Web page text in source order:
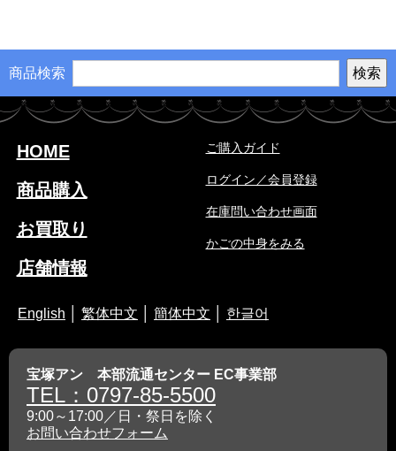
商品検索
HOME
商品購入
お買取り
店舗情報
ご購入ガイド
ログイン／会員登録
在庫問い合わせ画面
かごの中身をみる
English 繁体中文 簡体中文 한글어
宝塚アン 本部流通センター EC事業部
TEL：0797-85-5500
9:00～17:00／日・祭日を除く
お問い合わせフォーム